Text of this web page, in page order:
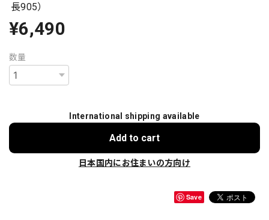
長905）
¥6,490
数量
International shipping available
Add to cart
日本国内にお住まいの方向け
Save